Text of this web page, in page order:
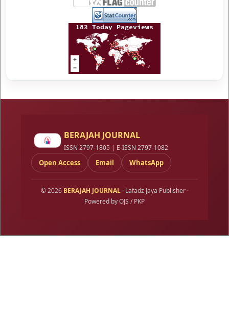
BERAJAH JOURNAL
ISSN 2797-1805 | E-ISSN 2797-1082
Open Access Email WhatsApp
© 2026 BERAJAH JOURNAL· Lafadz Jaya Publisher ·
Powered by OJS / PKP